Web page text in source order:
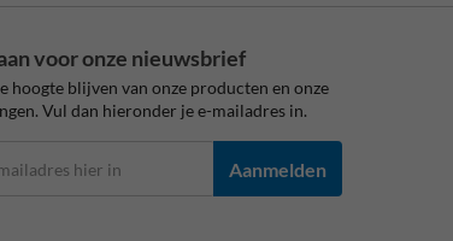
voor onze nieuwsbrief
hoogte blijven van onze producten en onze
Vul dan hieronder je e-mailadres in.
Aanmelden